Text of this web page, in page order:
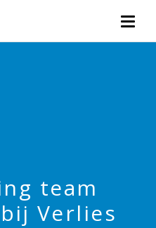
team
Verlies